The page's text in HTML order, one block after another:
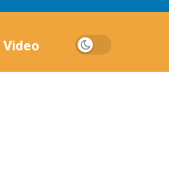
Video